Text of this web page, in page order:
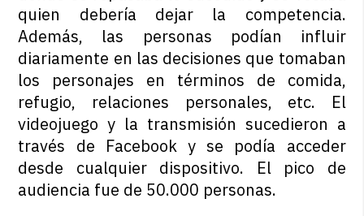
quien debería dejar la competencia.
Además, las personas podían influir
diariamente en las decisiones que tomaban
los personajes en términos de comida,
refugio, relaciones personales, etc. El
videojuego y la transmisión sucedieron a
través de Facebook y se podía acceder
desde cualquier dispositivo. El pico de
audiencia fue de 50.000 personas.